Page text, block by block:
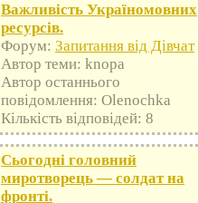
Важливість Україномовних
ресурсів.
Форум: Запитання від Дівчат
Автор теми: knopa
Автор останнього
повідомлення: Olenochka
Кількість відповідей: 8
Сьогодні головний
миротворець — солдат на
фронті.